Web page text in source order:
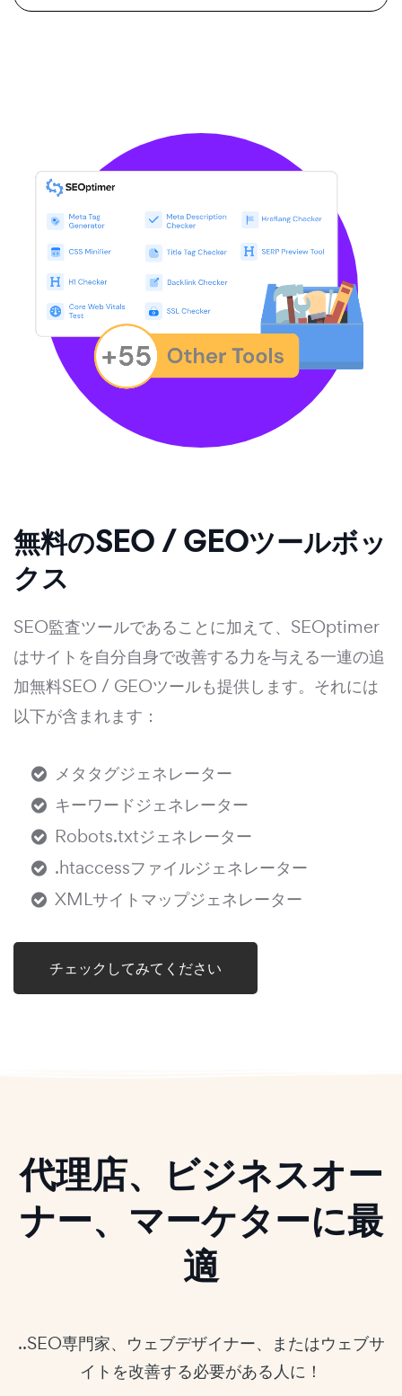
無料のSEO / GEOツールボッ
クス
SEO監査ツールであることに加えて、SEOptimer
はサイトを自分自身で改善する力を与える一連の追
加無料SEO / GEOツールも提供します。それには
以下が含まれます：
メタタグジェネレーター
キーワードジェネレーター
Robots.txtジェネレーター
.htaccessファイルジェネレーター
XMLサイトマップジェネレーター
チェックしてみてください
代理店、ビジネスオー
ナー、マーケターに最
適
..SEO専門家、ウェブデザイナー、またはウェブサ
イトを改善する必要がある人に！